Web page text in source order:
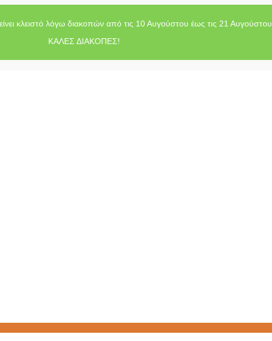
κλειστό λόγω διακοπών από τις 10 Αυγούστου έως τις 21 Αυγούστου.
ΚΑΛΕΣ ΔΙΑΚΟΠΕΣ!